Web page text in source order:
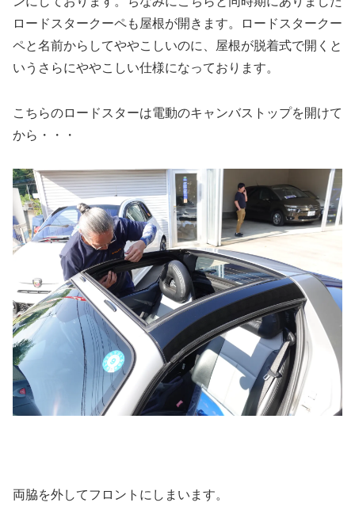
ロードスタークーペも屋根が開きます。ロードスタークー
ペと名前からしてややこしいのに、屋根が脱着式で開くと
いうさらにややこしい仕様になっております。
こちらのロードスターは電動のキャンバストップを開けて
から・・・
両脇を外してフロントにしまいます。